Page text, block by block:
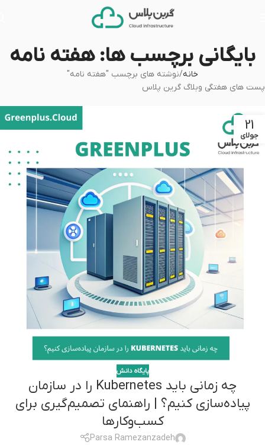
بایگانی برچسب ها: هفته نامه
خانه نوشته های برچسب "هفته نامه"
پست های هفتگی وبلاگ گرین پلاس
21
جولای
پایگاه دانش
چه زمانی باید Kubernetes را در سازمان
پیاده‌سازی کنیم؟ | راهنمای تصمیم‌گیری برای
کسب‌وکارها
Parsa Ramezanzadeh